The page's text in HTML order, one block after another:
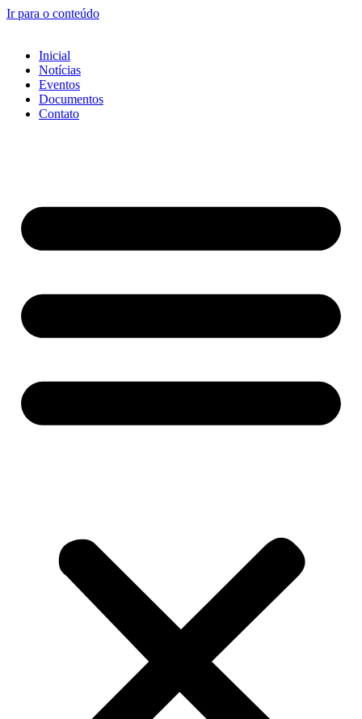
Ir para o conteúdo
Inicial
Notícias
Eventos
Documentos
Contato